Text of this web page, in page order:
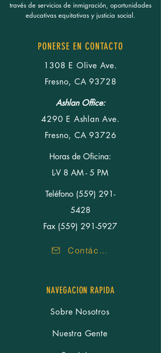
través de servicios de inmigración, oportunidades
educativas equitativas y justicia social.
PONERSE EN CONTACTO
1308 E Olive Ave.
Fresno, CA 93728
Ashlan Office:
4290 E Ashlan Ave.
Fresno, CA 93726
Horas de Oficina:
L-V 8 AM - 5 PM
Teléfono (559) 291-
5428
Fax (559) 291-5927
Contáctenos
NAVEGACION RAPIDA
Sobre Nosotros
Nuestra Gente